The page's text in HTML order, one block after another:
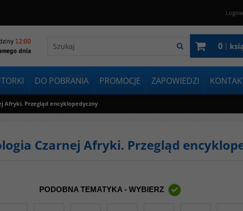
0 |
DO POBRANIA PROMOCJE ZAPOWIEDZI
Afryki. Przegląd encyklopedyczny
Czarnej Afryki. Przegląd
PODOBNA TEMATYKA - WYBIERZ